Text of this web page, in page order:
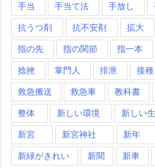
手当 手当て法 手放し
抗うつ剤 抗不安剤 拡大
指の先 指の関節 指一本
捻挫 掌門人 排泄 接種
救急搬送 救急車 教科書
整体 新しい環境 新しい
新宮 新宮神社 新年
新緑がきれい 新聞 新車